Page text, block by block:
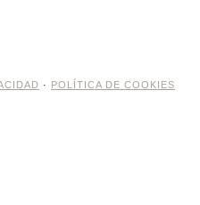
· POLÍTICA DE COOKIES